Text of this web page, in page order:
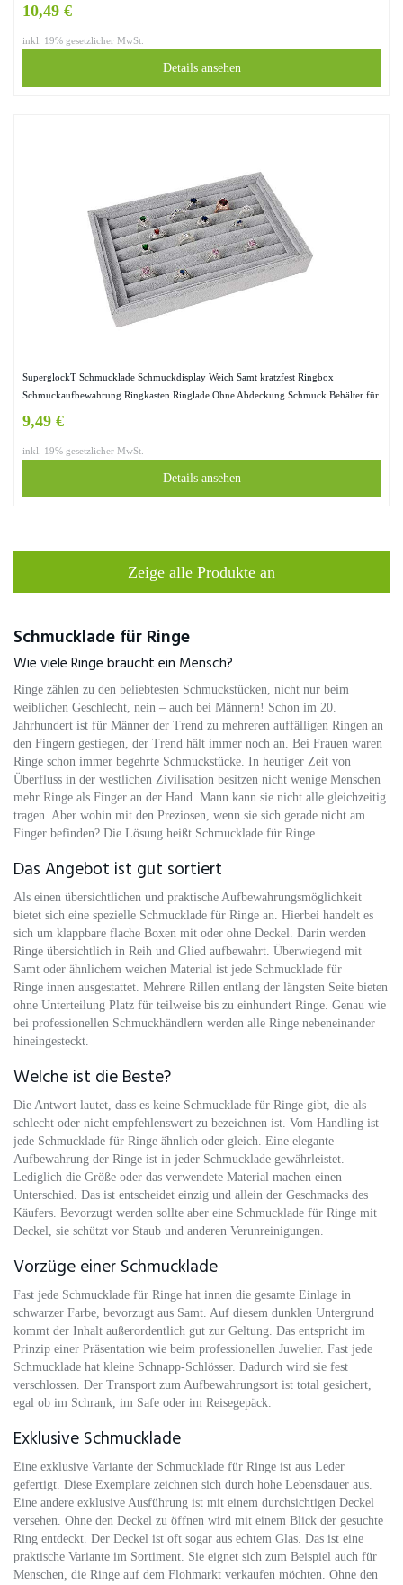
10,49 €
inkl. 19% gesetzlicher MwSt.
Details ansehen
SuperglockT Schmucklade Schmuckdisplay Weich Samt kratzfest Ringbox
Schmuckaufbewahrung Ringkasten Ringlade Ohne Abdeckung Schmuck Behälter für
9,49 €
inkl. 19% gesetzlicher MwSt.
Details ansehen
Zeige alle Produkte an
Schmucklade für Ringe
Wie viele Ringe braucht ein Mensch?
Ringe zählen zu den beliebtesten Schmuckstücken, nicht nur beim
weiblichen Geschlecht, nein – auch bei Männern! Schon im 20.
Jahrhundert ist für Männer der Trend zu mehreren auffälligen Ringen an
den Fingern gestiegen, der Trend hält immer noch an. Bei Frauen waren
Ringe schon immer begehrte Schmuckstücke. In heutiger Zeit von
Überfluss in der westlichen Zivilisation besitzen nicht wenige Menschen
mehr Ringe als Finger an der Hand. Mann kann sie nicht alle gleichzeitig
tragen. Aber wohin mit den Preziosen, wenn sie sich gerade nicht am
Finger befinden? Die Lösung heißt Schmucklade für Ringe.
Das Angebot ist gut sortiert
Als einen übersichtlichen und praktische Aufbewahrungsmöglichkeit
bietet sich eine spezielle Schmucklade für Ringe an. Hierbei handelt es
sich um klappbare flache Boxen mit oder ohne Deckel. Darin werden
Ringe übersichtlich in Reih und Glied aufbewahrt. Überwiegend mit
Samt oder ähnlichem weichen Material ist jede Schmucklade für
Ringe innen ausgestattet. Mehrere Rillen entlang der längsten Seite bieten
ohne Unterteilung Platz für teilweise bis zu einhundert Ringe. Genau wie
bei professionellen Schmuckhändlern werden alle Ringe nebeneinander
hineingesteckt.
Welche ist die Beste?
Die Antwort lautet, dass es keine Schmucklade für Ringe gibt, die als
schlecht oder nicht empfehlenswert zu bezeichnen ist. Vom Handling ist
jede Schmucklade für Ringe ähnlich oder gleich. Eine elegante
Aufbewahrung der Ringe ist in jeder Schmucklade gewährleistet.
Lediglich die Größe oder das verwendete Material machen einen
Unterschied. Das ist entscheidet einzig und allein der Geschmacks des
Käufers. Bevorzugt werden sollte aber eine Schmucklade für Ringe mit
Deckel, sie schützt vor Staub und anderen Verunreinigungen.
Vorzüge einer Schmucklade
Fast jede Schmucklade für Ringe hat innen die gesamte Einlage in
schwarzer Farbe, bevorzugt aus Samt. Auf diesem dunklen Untergrund
kommt der Inhalt außerordentlich gut zur Geltung. Das entspricht im
Prinzip einer Präsentation wie beim professionellen Juwelier. Fast jede
Schmucklade hat kleine Schnapp-Schlösser. Dadurch wird sie fest
verschlossen. Der Transport zum Aufbewahrungsort ist total gesichert,
egal ob im Schrank, im Safe oder im Reisegepäck.
Exklusive Schmucklade
Eine exklusive Variante der Schmucklade für Ringe ist aus Leder
gefertigt. Diese Exemplare zeichnen sich durch hohe Lebensdauer aus.
Eine andere exklusive Ausführung ist mit einem durchsichtigen Deckel
versehen. Ohne den Deckel zu öffnen wird mit einem Blick der gesuchte
Ring entdeckt. Der Deckel ist oft sogar aus echtem Glas. Das ist eine
praktische Variante im Sortiment. Sie eignet sich zum Beispiel auch für
Menschen, die Ringe auf dem Flohmarkt verkaufen möchten. Ohne den